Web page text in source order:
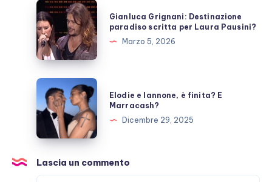
Gianluca
Grignani:
Destinazione
paradiso
scritta
per
Laura
Pausini?
Gianluca Grignani: Destinazione
paradiso scritta per Laura Pausini?
Marzo 5, 2026
Elodie
e
Iannone,
finita?
E
Marracash?
Elodie e Iannone, è finita? E
Marracash?
Dicembre 29, 2025
Lascia un commento